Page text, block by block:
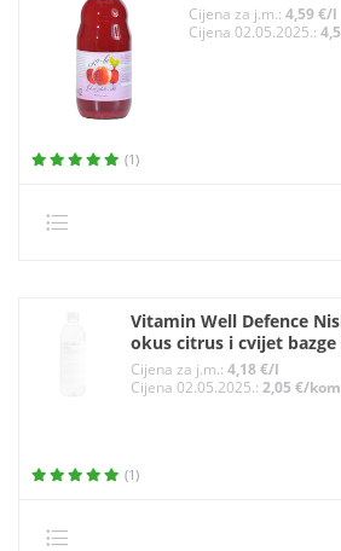
Cijena za j.m.: 4,59 €/l
Cijena 02.05.2025.:
(1)
Vitamin Well Defence
okus citrus i cvijet bazge
Cijena za j.m.: 4,18 €/l
Cijena 02.05.2025.: 2,05 €/kom
(1)